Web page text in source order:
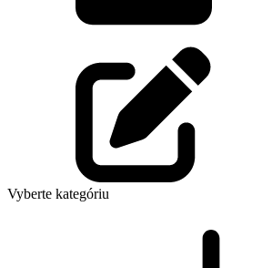
Vyberte kategóriu